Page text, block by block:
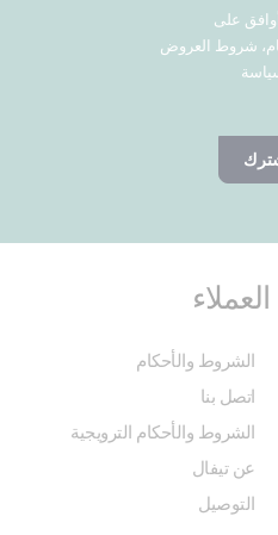
على
شروط العروض
الشروط والأحكام
اتصل بنا
الشروط والأحكام الترويجية
عن تيفال
التوصيل